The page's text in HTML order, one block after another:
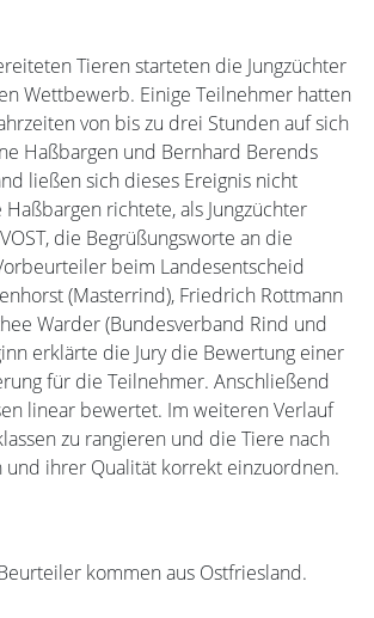
Tieren starteten die Jungzüchter
Wettbewerb. Einige Teilnehmer hatten
von bis zu drei Stunden auf sich
Haßbargen und Bernhard Berends
ließen sich dieses Ereignis nicht
Haßbargen richtete, als Jungzüchter
die Begrüßungsworte an die
beim Landesentscheid
(Masterrind), Friedrich Rottmann
Warder (Bundesverband Rind und
erklärte die Jury die Bewertung einer
für die Teilnehmer. Anschließend
linear bewertet. Im weiteren Verlauf
zu rangieren und die Tiere nach
ihrer Qualität korrekt einzuordnen.
kommen aus Ostfriesland.